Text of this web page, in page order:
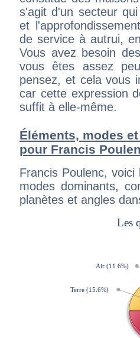
s'agit d'un secteur
et
de service à autrui,
Vous avez besoin
vous êtes assez
pensez, et cela vous
car cette expression
suffit à elle-même.
Éléments, modes
pour Francis
Francis Poulenc,
modes dominants,
planètes et angles